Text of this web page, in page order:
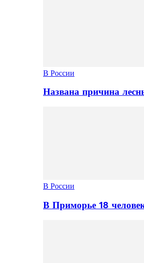
В России
Названа причина
В России
В Приморье 18